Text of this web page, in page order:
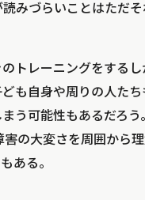
みづらいことはただ
トレーニングをするし
も自身や周りの人た
う可能性もあるだろう
の大変さを周囲から
ある。